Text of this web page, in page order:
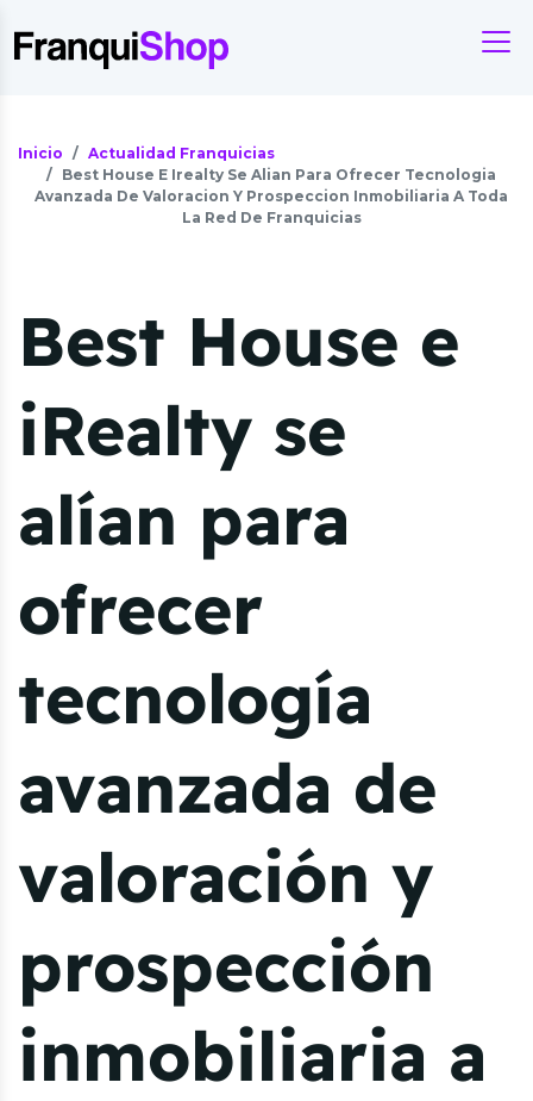
Inicio
Actualidad Franquicias
Best House E Irealty Se Alian Para Ofrecer Tecnologia
Avanzada De Valoracion Y Prospeccion Inmobiliaria A Toda
La Red De Franquicias
Best House e
iRealty se
alían para
ofrecer
tecnología
avanzada de
valoración y
prospección
inmobiliaria a